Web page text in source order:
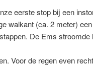
eerste stop bij een
walkant (ca. 2 meter)
De Ems stroomde
Voor de regen even